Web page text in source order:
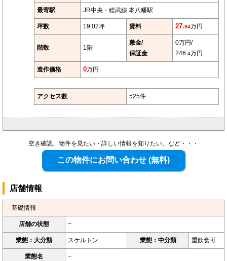
最寄駅 JR中央・総武線 本八幡駅
坪数 19.02坪 賃料 27.94万円
階数 1階
敷金/
保証金
0万円/
246.4万円
造作価格 0万円
アクセス数 525件
空き確認、物件を見たい・詳しい情報を知りたい、など・・・
店舗情報
－基礎情報
店舗の状態 −
業態：大分類 スケルトン 業態：中分類 重飲食可
業態名 −